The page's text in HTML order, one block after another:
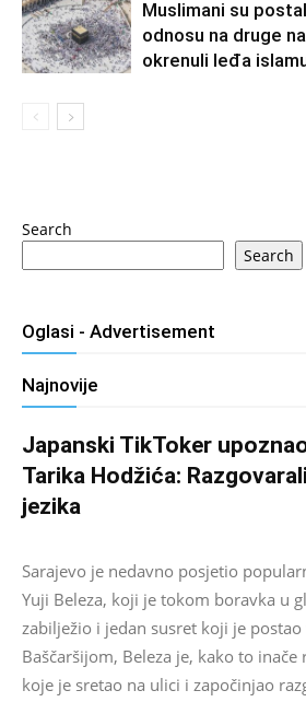
Muslimani su
odnosu na druge
okrenuli leđa
Search
Search
Oglasi - Advertisement
Najnovije
Japanski TikToker
Tarika Hodžića:
jezika
Salim D. -
Sarajevo je nedavno posjetio
Yuji Beleza, koji je tokom boravka u
zabilježio i jedan susret koji je postao
Baščaršijom, Beleza je, kako to
koje je sretao na ulici i započinjao